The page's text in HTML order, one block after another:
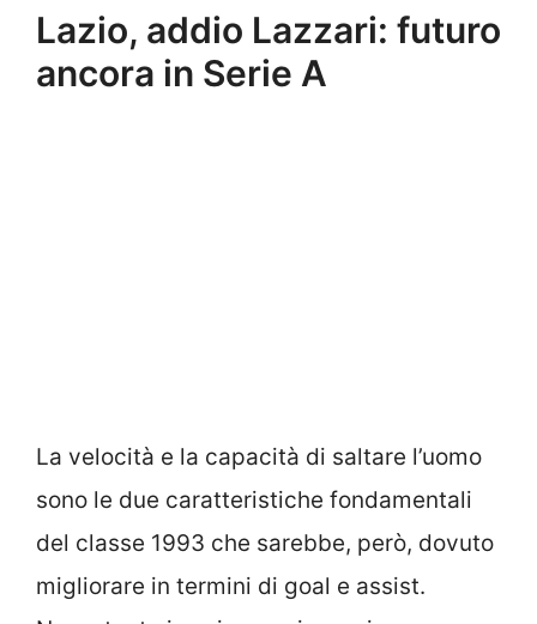
Lazio, addio Lazzari: futuro
ancora in Serie A
La velocità e la capacità di saltare l’uomo
sono le due caratteristiche fondamentali
del classe 1993 che sarebbe, però, dovuto
migliorare in termini di goal e assist.